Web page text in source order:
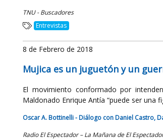
TNU - Buscadores
Entrevistas
8 de Febrero de 2018
Mujica es un juguetón y un
El movimiento conformado por
Maldonado Enrique Antía “puede ser una
Oscar A. Bottinelli - Diálogo con Daniel Castro,
Radio El Espectador – La Mañana de El